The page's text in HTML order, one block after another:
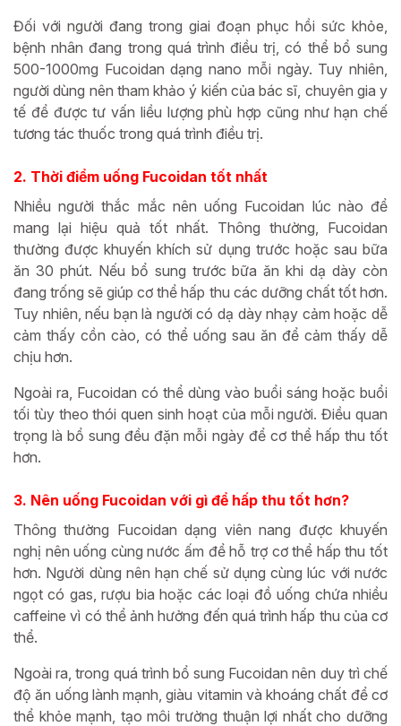
Đối với người đang trong giai đoạn phục hồi sức khỏe,
bệnh nhân đang trong quá trình điều trị, có thể bổ sung
500-1000mg Fucoidan dạng nano mỗi ngày. Tuy nhiên,
người dùng nên tham khảo ý kiến của bác sĩ, chuyên gia y
tế để được tư vấn liều lượng phù hợp cũng như hạn chế
tương tác thuốc trong quá trình điều trị.
2. Thời điểm uống Fucoidan tốt nhất
Nhiều người thắc mắc nên uống Fucoidan lúc nào để
mang lại hiệu quả tốt nhất. Thông thường, Fucoidan
thường được khuyến khích sử dụng trước hoặc sau bữa
ăn 30 phút. Nếu bổ sung trước bữa ăn khi dạ dày còn
đang trống sẽ giúp cơ thể hấp thu các dưỡng chất tốt hơn.
Tuy nhiên, nếu bạn là người có dạ dày nhạy cảm hoặc dễ
cảm thấy cồn cào, có thể uống sau ăn để cảm thấy dễ
chịu hơn.
Ngoài ra, Fucoidan có thể dùng vào buổi sáng hoặc buổi
tối tùy theo thói quen sinh hoạt của mỗi người. Điều quan
trọng là bổ sung đều đặn mỗi ngày để cơ thể hấp thu tốt
hơn.
3. Nên uống Fucoidan với gì để hấp thu tốt hơn?
Thông thường Fucoidan dạng viên nang được khuyến
nghị nên uống cùng nước ấm để hỗ trợ cơ thể hấp thu tốt
hơn. Người dùng nên hạn chế sử dụng cùng lúc với nước
ngọt có gas, rượu bia hoặc các loại đồ uống chứa nhiều
caffeine vì có thể ảnh hưởng đến quá trình hấp thu của cơ
thể.
Ngoài ra, trong quá trình bổ sung Fucoidan nên duy trì chế
độ ăn uống lành mạnh, giàu vitamin và khoáng chất để cơ
thể khỏe mạnh, tạo môi trường thuận lợi nhất cho dưỡng